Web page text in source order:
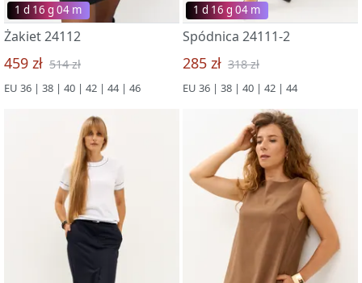
1 d 16 g 03 m
Żakiet 24112
459 zł 514 zł
EU 36 | 38 | 40 | 42 | 44 | 46
1 d 16 g 03 m
Spódnica 24111-2
285 zł 318 zł
EU 36 | 38 | 40 | 42 | 44